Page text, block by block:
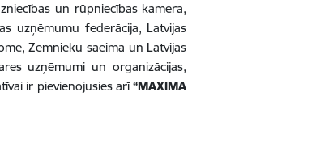
un rūpniecības kamera,
uzņēmumu federācija, Latvijas
Zemnieku saeima un Latvijas
uzņēmumi un organizācijas,
ir pievienojusies arī“MAXIMA